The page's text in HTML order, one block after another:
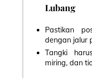
Lubang
Pastikan
dengan jalur
Tangki
miring, dan